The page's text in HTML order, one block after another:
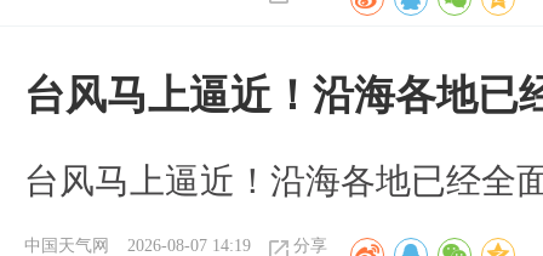
台风马上逼近！沿海各地已
台风马上逼近！沿海各地已经全
中国天气网 2026-08-07 14:19 分享